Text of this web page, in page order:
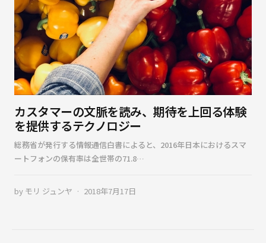
カスタマーの文脈を読み、期待を上回る体験
を提供するテクノロジー
総務省が発行する情報通信白書によると、2016年日本におけるスマ
ートフォンの保有率は全世帯の71.8…
by モリ ジュンヤ 2018年7月17日